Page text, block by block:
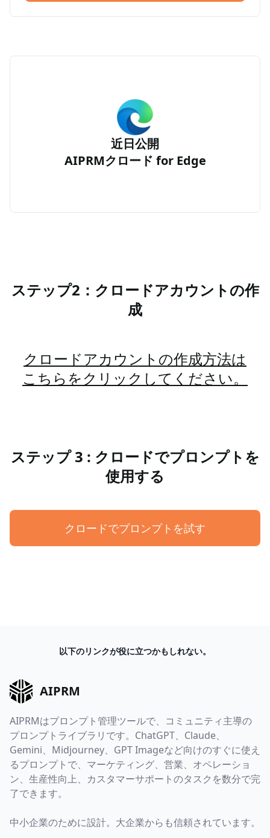
近日公開
AIPRMクロード for Edge
ステップ2：クロードアカウントの作
成
クロードアカウントの作成方法は
こちらをクリックしてください。
ステップ 3 : クロードでプロンプトを
使用する
クロードでプロンプトを試す
以下のリンクが役に立つかもしれない。
AIPRM
AIPRMはプロンプト管理ツールで、コミュニティ主導の
プロンプトライブラリです。ChatGPT、Claude、
Gemini、Midjourney、GPT Imageなど向けのすぐに使え
るプロンプトで、マーケティング、営業、オペレーショ
ン、生産性向上、カスタマーサポートのタスクを数分で完
了できます。
中小企業のために設計。大企業からも信頼されています。